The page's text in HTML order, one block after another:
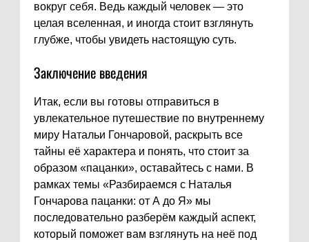
вокруг себя. Ведь каждый человек — это
целая вселенная, и иногда стоит взглянуть
глубже, чтобы увидеть настоящую суть.
Заключение введения
Итак, если вы готовы отправиться в
увлекательное путешествие по внутреннему
миру Натальи Гончаровой, раскрыть все
тайны её характера и понять, что стоит за
образом «пацанки», оставайтесь с нами. В
рамках темы «Разбираемся с Наталья
Гончарова пацанки: от А до Я» мы
последовательно разберём каждый аспект,
который поможет вам взглянуть на неё под